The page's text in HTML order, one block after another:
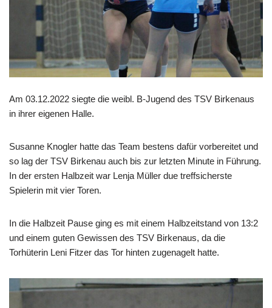
Am 03.12.2022 siegte die weibl. B-Jugend des TSV Birkenaus
in ihrer eigenen Halle.
Susanne Knogler hatte das Team bestens dafür vorbereitet und
so lag der TSV Birkenau auch bis zur letzten Minute in Führung.
In der ersten Halbzeit war Lenja Müller due treffsicherste
Spielerin mit vier Toren.
In die Halbzeit Pause ging es mit einem Halbzeitstand von 13:2
und einem guten Gewissen des TSV Birkenaus, da die
Torhüterin Leni Fitzer das Tor hinten zugenagelt hatte.